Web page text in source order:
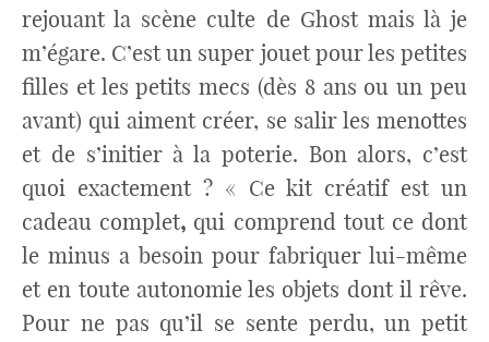
rejouant la scène culte de Ghost mais là je
m’égare. C’est un super jouet pour les petites
filles et les petits mecs (dès 8 ans ou un peu
avant) qui aiment créer, se salir les menottes
et de s’initier à la poterie. Bon alors, c’est
quoi exactement ? « Ce kit créatif est un
cadeau complet, qui comprend tout ce dont
le minus a besoin pour fabriquer lui-même
et en toute autonomie les objets dont il rêve.
Pour ne pas qu’il se sente perdu, un petit